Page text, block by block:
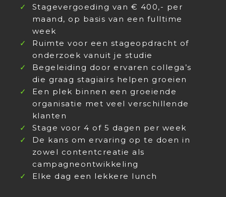
Stagevergoeding van € 400,- per
maand, op basis van een fulltime
week
Ruimte voor een stageopdracht of
onderzoek vanuit je studie
Begeleiding door ervaren collega’s
die graag stagiairs helpen groeien
Een plek binnen een groeiende
organisatie met veel verschillende
klanten
Stage voor 4 of 5 dagen per week
De kans om ervaring op te doen in
zowel contentcreatie als
campagneontwikkeling
Elke dag een lekkere lunch